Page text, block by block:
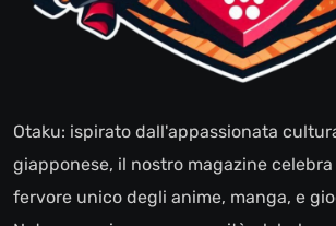
Otaku: ispirato dall'appassionata
giapponese, il nostro magazine celebra
fervore unico degli anime, manga, e